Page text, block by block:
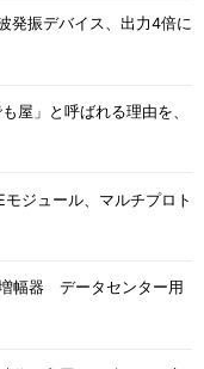
発振デバイス、出力4倍に
屋」と呼ばれる理由を、
ジュール、マルチプロト
幅器 データセンター用